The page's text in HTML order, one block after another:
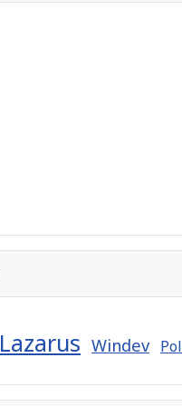
Lazarus Windev